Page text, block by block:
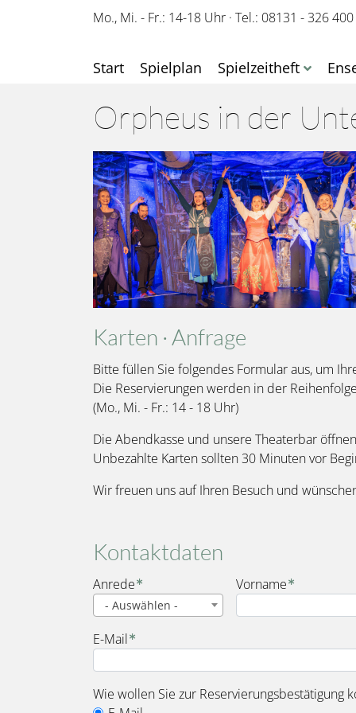
Mo., Mi. - Fr.: 14-18 Uhr · Tel.: 08131 - 326 400
Start Spielplan Spielzeitheft
Orpheus in der
Karten · Anfrage
Bitte füllen Sie folgendes Formular aus, um
Die Reservierungen werden in der
(Mo., Mi. - Fr.: 14 - 18 Uhr)
Die Abendkasse und unsere Theaterbar
Unbezahlte Karten sollten 30 Minuten vor
Wir freuen uns auf Ihren Besuch und
Kontaktdaten
Name
Anrede
- Auswählen -
Vorname
E-Mail
Wie wollen Sie zur Reservierungsbestätigung